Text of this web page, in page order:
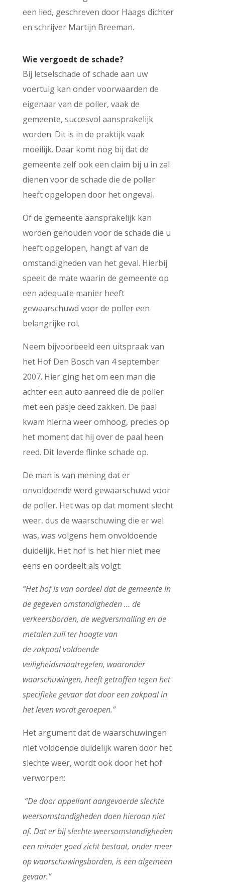
een lied, geschreven door Haags dichter
en schrijver Martijn Breeman.
Wie vergoedt de schade?
Bij letselschade of schade aan uw
voertuig kan onder voorwaarden de
eigenaar van de poller, vaak de
gemeente, succesvol aansprakelijk
worden. Dit is in de praktijk vaak
moeilijk. Daar komt nog bij dat de
gemeente zelf ook een claim bij u in zal
dienen voor de schade die de poller
heeft opgelopen door het ongeval.
Of de gemeente aansprakelijk kan
worden gehouden voor de schade die u
heeft opgelopen, hangt af van de
omstandigheden van het geval. Hierbij
speelt de mate waarin de gemeente op
een adequate manier heeft
gewaarschuwd voor de poller een
belangrijke rol.
Neem bijvoorbeeld een uitspraak van
het Hof Den Bosch van 4 september
2007. Hier ging het om een man die
achter een auto aanreed die de poller
met een pasje deed zakken. De paal
kwam hierna weer omhoog, precies op
het moment dat hij over de paal heen
reed. Dit leverde flinke schade op.
De man is van mening dat er
onvoldoende werd gewaarschuwd voor
de poller. Het was op dat moment slecht
weer, dus de waarschuwing die er wel
was, was volgens hem onvoldoende
duidelijk. Het hof is het hier niet mee
eens en oordeelt als volgt:
“Het hof is van oordeel dat de gemeente in
de gegeven omstandigheden … de
verkeersborden, de wegversmalling en de
metalen zuil ter hoogte van
de zakpaal voldoende
veiligheidsmaatregelen, waaronder
waarschuwingen, heeft getroffen tegen het
specifieke gevaar dat door een zakpaal in
het leven wordt geroepen.”
Het argument dat de waarschuwingen
niet voldoende duidelijk waren door het
slechte weer, wordt ook door het hof
verworpen:
“De door appellant aangevoerde slechte
weersomstandigheden doen hieraan niet
af. Dat er bij slechte weersomstandigheden
een minder goed zicht bestaat, onder meer
op waarschuwingsborden, is een algemeen
gevaar.”